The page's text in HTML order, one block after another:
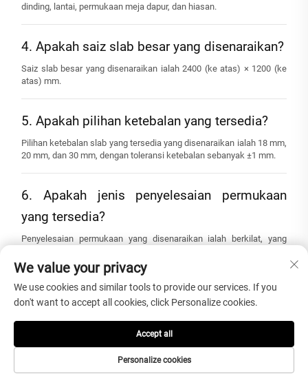
dinding, lantai, permukaan meja dapur, dan hiasan.
4. Apakah saiz slab besar yang disenaraikan?
Saiz slab besar yang disenaraikan ialah 2400 (ke atas) × 1200 (ke
atas) mm.
5. Apakah pilihan ketebalan yang tersedia?
Pilihan ketebalan slab yang tersedia yang disenaraikan ialah 18 mm,
20 mm, dan 30 mm, dengan toleransi ketebalan sebanyak ±1 mm.
6. Apakah jenis penyelesaian permukaan
yang tersedia?
Penyelesaian permukaan yang disenaraikan ialah berkilat, yang
hiasan.
7. Apakah sokongan kualiti dan perkhidmatan
yang disenaraikan?
Spesifikasi asal menyenaraikan pemeriksaan kawalan kualiti (QC)
oleh pakar, sijil SGS, ketersediaan sampel, perkhidmatan dalam
talian 24 jam, sokongan teknikal dalam talian, bahagian ganti
We value your privacy
We use cookies and similar tools to provide our services. If you
don't want to accept all cookies, click Personalize cookies.
Personalize cookies
Accept all